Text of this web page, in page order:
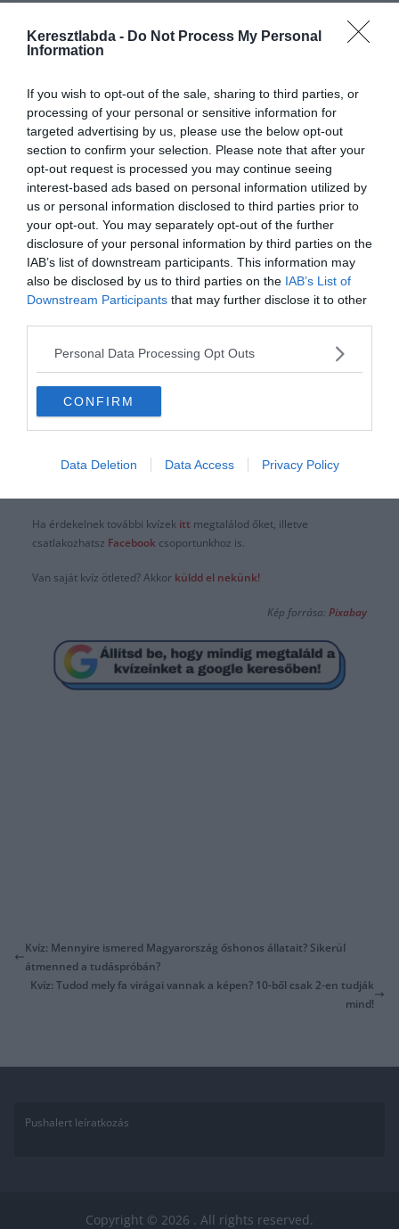
Keresztlabda - Do Not Process My Personal
Information
If you wish to opt-out of the sale, sharing to third parties, or
processing of your personal or sensitive information for
targeted advertising by us, please use the below opt-out
section to confirm your selection. Please note that after your
opt-out request is processed you may continue seeing
interest-based ads based on personal information utilized by
us or personal information disclosed to third parties prior to
your opt-out. You may separately opt-out of the further
disclosure of your personal information by third parties on the
IAB’s list of downstream participants. This information may
also be disclosed by us to third parties on the IAB’s List of
Downstream Participants that may further disclose it to other
Personal Data Processing Opt Outs
CONFIRM
Data Deletion Data Access Privacy Policy
Mielőtt belépsz ne felejtsd el megosztani barátaiddal az
eredményedet.
Melyik győgynövény
segít, ha valakinek ég a
gyomra vagy fáj a hasa?
Kurkuma
Kapor
Ha érdekelnek további kvízek itt megtalálod őket, illetve
csatlakozhatsz Facebook csoportunkhoz is.
Van saját kvíz ötleted? Akkor küldd el nekünk!
Kép forrása:Pixabay
Kvíz: Mennyire ismered Magyarország őshonos állatait? Sikerül
átmenned a tudáspróbán?
Kvíz: Tudod mely fa virágai vannak a képen? 10-ből csak 2-en tudják
mind!
Pushalert leíratkozás
Copyright © 2026 . All rights reserved.